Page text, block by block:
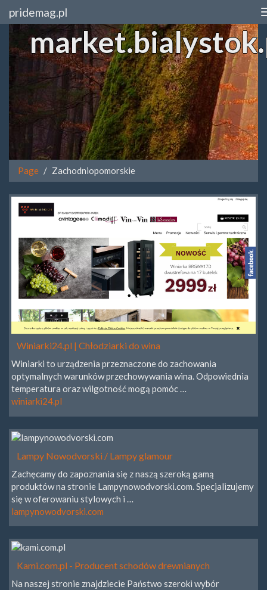
pridemag.pl
Page Zachodniopomorskie
Winiarki24.pl | Chłodziarki do wina
Winiarki to urządzenia przeznaczone do zachowania
optymalnych warunków przechowywania wina. Odpowiednia
temperatura oraz wilgotność mogą pomóc …
winiarki24.pl
Lampy Nowodvorski / Lampy glamour
Zachęcamy do zapoznania się z naszą szeroką gamą
produktów na stronie Lampynowodvorski.com. Specjalizujemy
się w oferowaniu stylowych i …
lampynowodvorski.com
Kami.com.pl - Producent schodów drewnianych
Na naszej stronie znajdziecie Państwo szeroki wybór